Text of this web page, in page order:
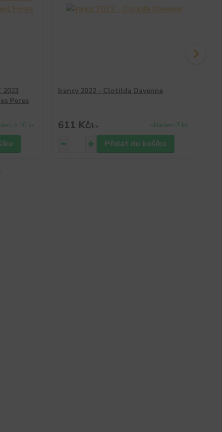
2023
Peres
> 10 ks
Irancy 2022 - Clotilda Davenne
611 Kč/ks skladem 3 ks
Přidat do košíku